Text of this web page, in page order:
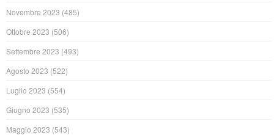
Novembre 2023 (485)
Ottobre 2023 (506)
Settembre 2023 (493)
Agosto 2023 (522)
Luglio 2023 (554)
Giugno 2023 (535)
Maggio 2023 (543)